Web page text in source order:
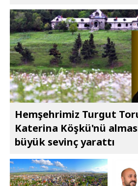
Hemşehrimiz Turgut
Katerina Köşkü'nü
büyük sevinç yarattı